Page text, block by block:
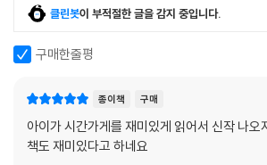
클린봇이 부적절한 글을 감지 중입니다.
구매한줄평
종이책 구매
아이가 시간가게를 재미있게 읽어서 신작 나오
책도 재미있다고 하네요